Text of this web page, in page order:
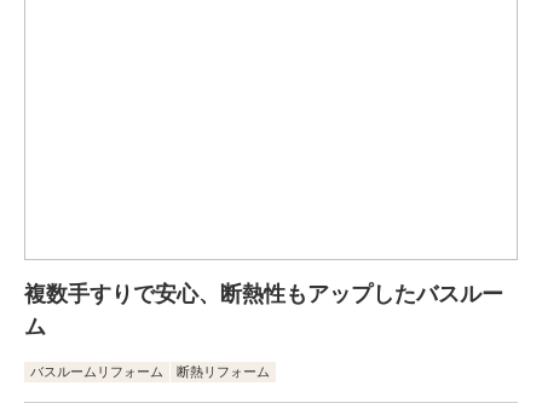
複数手すりで安心、断熱性もアップしたバスルー
ム
バスルームリフォーム 断熱リフォーム